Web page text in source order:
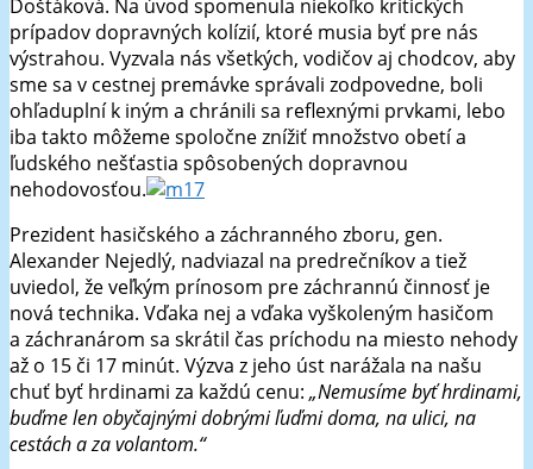
Doštáková. Na úvod spomenula niekoľko kritických
prípadov dopravných kolízií, ktoré musia byť pre nás
výstrahou. Vyzvala nás všetkých, vodičov aj chodcov, aby
sme sa v cestnej premávke správali zodpovedne, boli
ohľaduplní k iným a chránili sa reflexnými prvkami, lebo
iba takto môžeme spoločne znížiť množstvo obetí a
ľudského nešťastia spôsobených dopravnou
nehodovosťou.
Prezident hasičského a záchranného zboru, gen.
Alexander Nejedlý, nadviazal na predrečníkov a tiež
uviedol, že veľkým prínosom pre záchrannú činnosť je
nová technika. Vďaka nej a vďaka vyškoleným hasičom
a záchranárom sa skrátil čas príchodu na miesto nehody
až o 15 či 17 minút. Výzva z jeho úst narážala na našu
chuť byť hrdinami za každú cenu: „Nemusíme byť hrdinami,
buďmelen obyčajnými dobrými ľuďmi doma, na ulici, na
cestách a za volantom.“